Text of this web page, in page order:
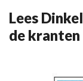
Lees
de